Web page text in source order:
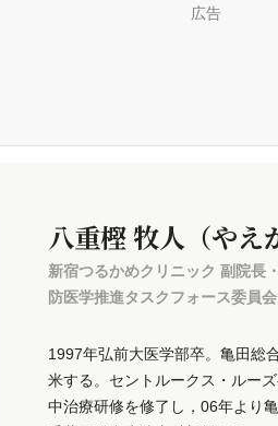
広告
八重樫 牧人（やえ
新宿つるかめクリニック 副院長
防医学推進タスクフォース委員
1997年弘前大医学部卒。亀田総
米する。セントルークス・ルー
中治療研修を修了し，06年より